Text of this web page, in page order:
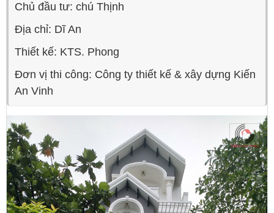
Chủ đầu tư: chú Thịnh
Địa chỉ: Dĩ An
Thiết kế: KTS. Phong
Đơn vị thi công: Công ty thiết kế & xây dựng Kiến
An Vinh